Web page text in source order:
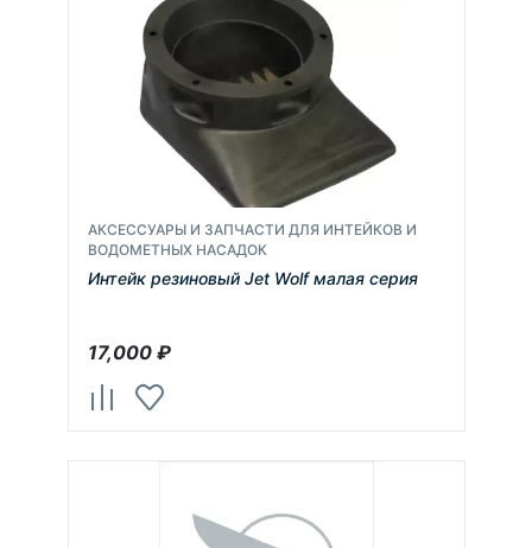
АКСЕССУАРЫ И ЗАПЧАСТИ ДЛЯ ИНТЕЙКОВ И
ВОДОМЕТНЫХ НАСАДОК
Интейк резиновый Jet Wolf малая серия
17,000₽